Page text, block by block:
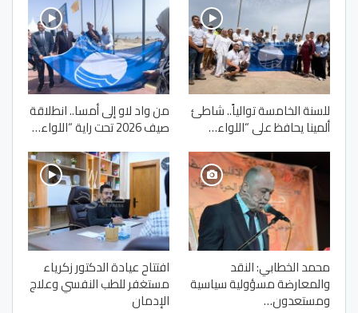
للسنة الخامسة توالياً.. شاطئ
ألمينا يحافظ على “اللواء…
من واد لاو إلى أمسا.. انطلاقة
صيف 2026 تحت راية “اللواء…
محمد الخطابي: النقد
والمعارضة مسؤولية سياسية
ومستعدون…
افتتاح عيادة الدكتور زكرياء
مستغفر للطب النفسي وعلاج
الإدمان